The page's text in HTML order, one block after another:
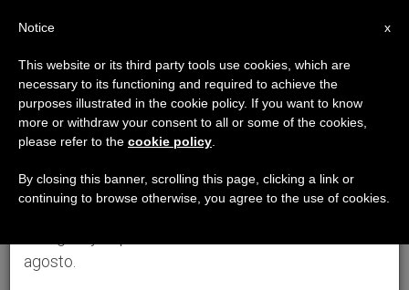
×
Aviso importante
Del 27 de julio al 7 de agosto haremos la pausa
anual, aprovechando que en el periodo de verano
se generan menos informaciones y también el
agosto.
x
Notice
This website or its third party tools use cookies, which are
necessary to its functioning and required to achieve the
purposes illustrated in the cookie policy. If you want to know
more or withdraw your consent to all or some of the cookies,
please refer to the cookie policy
By closing this banner, scrolling this page, clicking a link or
continuing to browse otherwise, you agree to the use of cookies.